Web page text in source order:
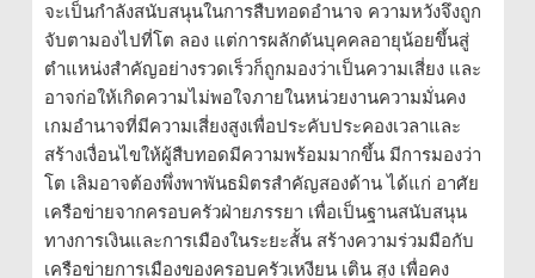
จะเป็นกำลังสนับสนุนในการสืบทอดอำนาจ ความหวังจึงถูก
จับตามองไปที่โต ลอง แต่การผลักดันบุคคลอายุน้อยขึ้นสู่
ตำแหน่งสำคัญอย่างรวดเร็วก็ถูกมองว่าเป็นความเสี่ยง และ
อาจก่อให้เกิดความไม่พอใจภายในหน่วยงานความมั่นคง
เกมอำนาจที่มีความเสี่ยงสูงเพื่อประคับประคองเวลาและ
สร้างเงื่อนไขให้ผู้สืบทอดมีความพร้อมมากขึ้น มีการมองว่า
โต เลิมอาจต้องพึ่งพาพันธมิตรสำคัญสองด้าน ได้แก่ อาศัย
เครือข่ายจากครอบครัวฝ่ายภรรยา เพื่อเป็นฐานสนับสนุน
ทางการเงินและการเมืองในระยะสั้น สร้างความร่วมมือกับ
เครือข่ายการเมืองของครอบครัวเหงียน เติน สุง เพื่อคง